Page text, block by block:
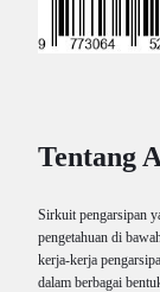
Tentang
Sirkuit pengarsipan
pengetahuan di
kerja-kerja
dalam berbagai